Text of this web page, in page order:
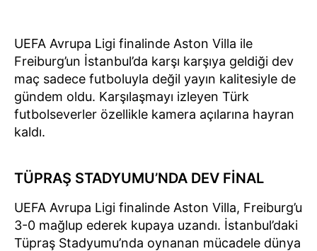
UEFA Avrupa Ligi finalinde Aston Villa ile
Freiburg’un İstanbul’da karşı karşıya geldiği dev
maç sadece futboluyla değil yayın kalitesiyle de
gündem oldu. Karşılaşmayı izleyen Türk
futbolseverler özellikle kamera açılarına hayran
kaldı.
TÜPRAŞ STADYUMU’NDA DEV FİNAL
UEFA Avrupa Ligi finalinde Aston Villa, Freiburg’u
3-0 mağlup ederek kupaya uzandı. İstanbul’daki
Tüpraş Stadyumu’nda oynanan mücadele dünya